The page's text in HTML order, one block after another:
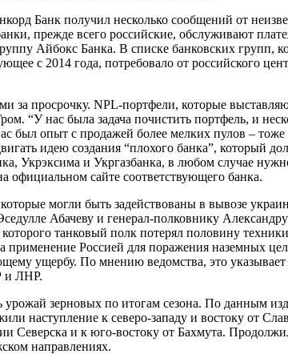
Банк получил несколько сообщений от
прежде всего российские, обслуживают
Айбокс Банка. В списке банковских групп,
с 2014 года, потребовало от российского
просрочку. NPL-портфели, которые
“У нас была задача почистить портфель, и
был опыт с продажей более мелких пулов –
идею создания “плохого банка”, который
Укрэксима и Укргазбанка, в любом случае
сайте соответствующего банка.
могли быть задействованы в вывозе
Абачеву и генерал-полковнику
танковый полк потерял половину
Россией для поражения наземных
ущербу. По мнению ведомства, это
и ЛНР.
зерновых по итогам сезона. По данным
наступление к северо-западу и востоку от
Северска и к юго-востоку от Бахмута.
направлениях.